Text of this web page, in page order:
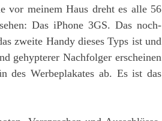
vor meinem Haus dreht es alle 56
Das iPhone 3GS. Das noch-
zweite Handy dieses Typs ist und
gehypterer Nachfolger erscheinen
des Werbeplakates ab. Es ist das